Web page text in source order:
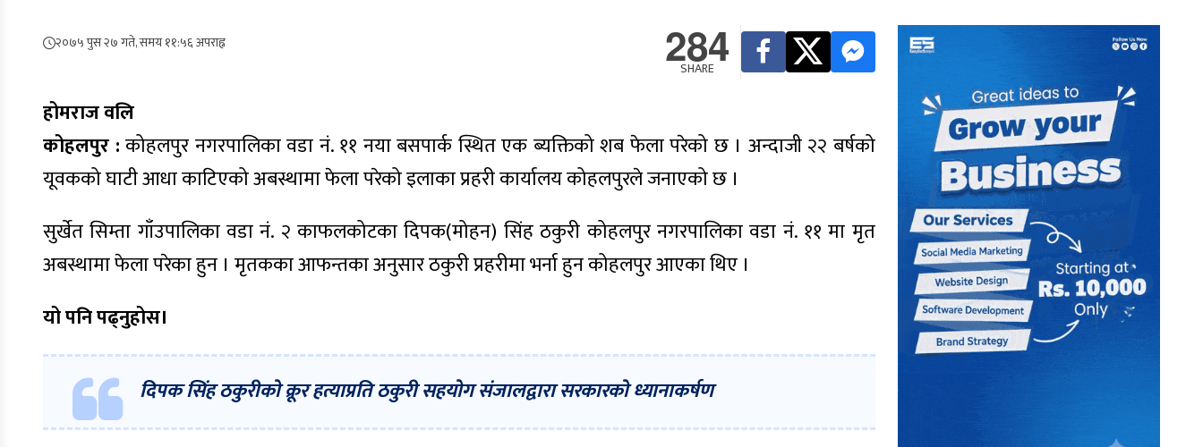
२०७५ पुस २७ गते, समय ११:५६ अपराह्न 284
SHARE
होमराज वलि
कोहलपुर :कोहलपुर नगरपालिका वडा नं. ११ नया बसपार्क स्थित एक ब्यक्तिको शब फेला परेको छ । अन्दाजी २२ बर्षको
यूवकको घाटी आधा काटिएको अबस्थामा फेला परेको इलाका प्रहरी कार्यालय कोहलपुरले जनाएको छ ।
सुर्खेत सिम्ता गाँउपालिका वडा नं. २ काफलकोटका दिपक(मोहन) सिंह ठकुरी कोहलपुर नगरपालिका वडा नं. ११ मा मृत
अबस्थामा फेला परेका हुन । मृतकका आफन्तका अनुसार ठकुरी प्रहरीमा भर्ना हुन कोहलपुर आएका थिए ।
यो पनि पढ्नुहोस।
दिपक सिंह ठकुरीको क्रूर हत्याप्रति ठकुरी सहयोग संजालद्वारा सरकारको ध्यानाकर्षण